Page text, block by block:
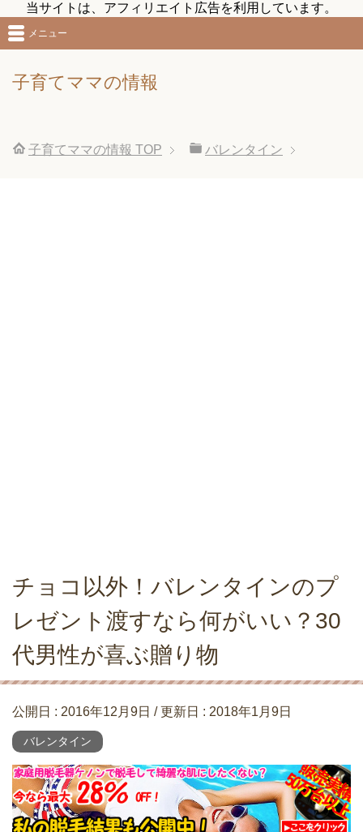
当サイトは、アフィリエイト広告を利用しています。
子育てママの情報
メニュー
子育てママの情報 TOP バレンタイン
チョコ以外！バレンタインのプ
レゼント渡すなら何がいい？30
代男性が喜ぶ贈り物
公開日 : 2016年12月9日 / 更新日 : 2018年1月9日
バレンタイン